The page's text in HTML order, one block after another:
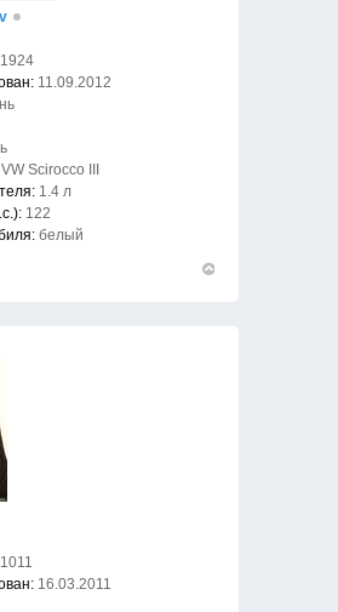
1924
11.09.2012
VW Scirocco III
1.4 л
122
белый
1011
16.03.2011